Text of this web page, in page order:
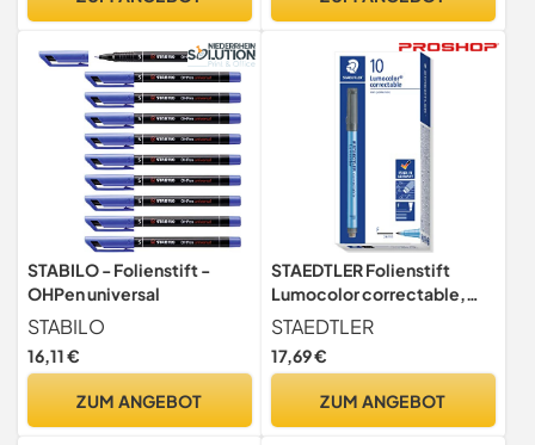
schnelltrocknend,wisch-
STABILO - Folienstift -
OHPen universal
STABILO
16,11 €
ZUM ANGEBOT
STAEDTLER Folienstift
Lumocolor correctable,
trocken abwischbar,
integrierter Wischer am
Stiftende, für Overhead
feine Spitze ca. 0,6 mm,
STAEDTLER
17,69 €
ZUM ANGEBOT